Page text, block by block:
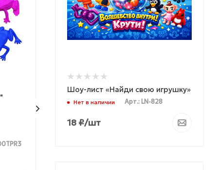
Фигурки
Шоу-лист «Найди свою игрушку»
Нет в наличии Арт.: LN-828
18 ₽/шт